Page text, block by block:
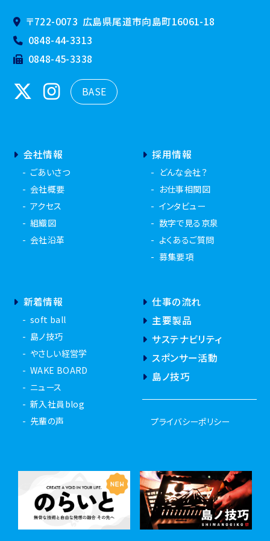
0848-44-3313
0848-45-3338
ごあいさつ
会社概要
アクセス
組織図
会社沿革
どんな会社？
お仕事相関図
インタビュー
数字で見る京泉
よくあるご質問
募集要項
soft ball
島ノ技巧
やさしい経営学
WAKE BOARD
ニュース
新入社員blog
先輩の声
主要製品
サステナビリティ
スポンサー活動
島ノ技巧
プライバシーポリシー